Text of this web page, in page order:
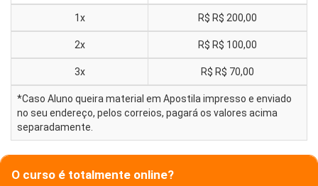
1x R$ R$ 200,00
2x R$ R$ 100,00
3x R$ R$ 70,00
*Caso Aluno queira material em Apostila impresso e enviado
no seu endereço, pelos correios, pagará os valores acima
separadamente.
O curso é totalmente online?